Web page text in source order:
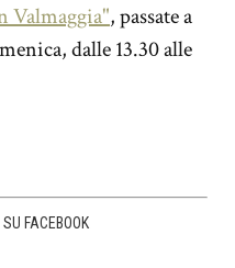
Valmaggia", passate a
dalle 13.30 alle
FACEBOOK